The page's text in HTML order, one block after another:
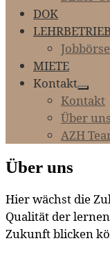
DOK
Jobbörse
MIETE
Kontakt
Kontakt
Über uns
AZH
Über uns
Hier wächst die
Qualität der
Zukunft blicken